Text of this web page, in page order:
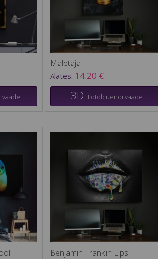
vaade
Maletaja
Alates: 14.20 €
3D Fotolõuendi vaade
Benjamin Franklin Lips